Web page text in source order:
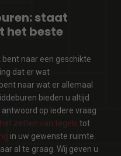
staat
het beste
naar een geschikte
dat er wat
naar wat er allemaal
bieden u altijd
op iedere vraag
het zetten van tegels tot
in uw gewenste ruimte.
al te graag. Wij geven u